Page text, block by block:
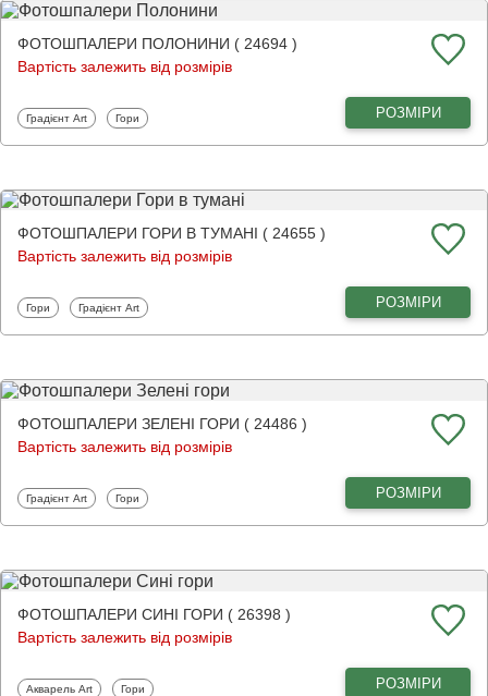
ФОТОШПАЛЕРИ ПОЛОНИНИ ( 24694 )
Вартість залежить від розмірів
Фотошпалери
Градієнт Art Фотошпалери
Гори РОЗМІРИ
ФОТОШПАЛЕРИ ГОРИ В ТУМАНІ ( 24655 )
Вартість залежить від розмірів
Фотошпалери
Гори Фотошпалери
Градієнт Art РОЗМІРИ
ФОТОШПАЛЕРИ ЗЕЛЕНІ ГОРИ ( 24486 )
Вартість залежить від розмірів
Фотошпалери
Градієнт Art Фотошпалери
Гори РОЗМІРИ
ФОТОШПАЛЕРИ СИНІ ГОРИ ( 26398 )
Вартість залежить від розмірів
Фотошпалери
Акварель Art Фотошпалери
Гори РОЗМІРИ